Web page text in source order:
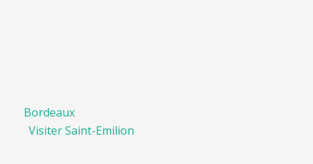
Bordeaux
Visiter Saint-Emilion